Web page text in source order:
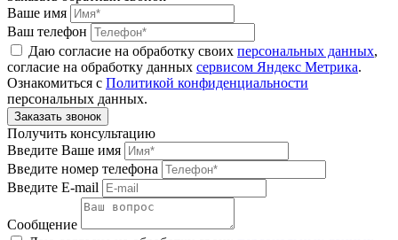
Ваше имя
Ваш телефон
Даю согласие на обработку своих персональных данных,
согласие на обработку данных сервисом Яндекс Метрика.
Ознакомиться с Политикой конфиденциальности
персональных данных.
Получить консультацию
Введите Ваше имя
Введите номер телефона
Введите E-mail
Сообщение